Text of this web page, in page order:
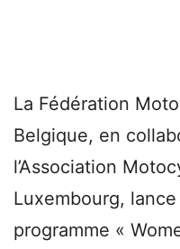
La Fédération
Belgique, en
l’Association
Luxembourg,
programme «